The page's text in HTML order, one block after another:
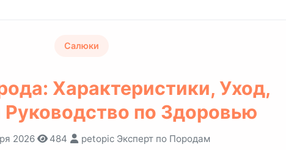
Салюки
Характеристики, Уход,
Руководство по Здоровью
2026 484 petopic Эксперт по Породам